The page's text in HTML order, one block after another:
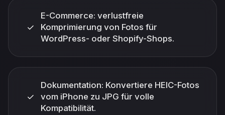
✓
E-Commerce: verlustfreie
Komprimierung von Fotos für
WordPress- oder Shopify-Shops.
✓
Dokumentation: Konvertiere HEIC-Fotos
vom iPhone zu JPG für volle
Kompatibilität.